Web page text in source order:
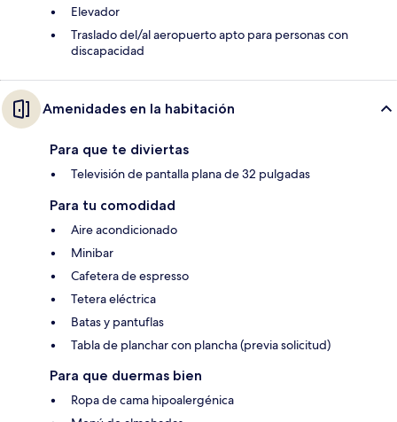
Elevador
Traslado del/al aeropuerto apto para personas con
discapacidad
Amenidades en la habitación
Para que te diviertas
Televisión de pantalla plana de 32 pulgadas
Para tu comodidad
Aire acondicionado
Minibar
Cafetera de espresso
Tetera eléctrica
Batas y pantuflas
Tabla de planchar con plancha (previa solicitud)
Para que duermas bien
Ropa de cama hipoalergénica